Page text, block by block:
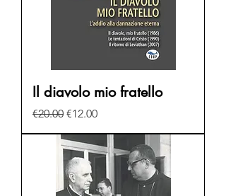
Il diavolo mio fratello
Regular Price
€20.00 Sale Price
€12.00